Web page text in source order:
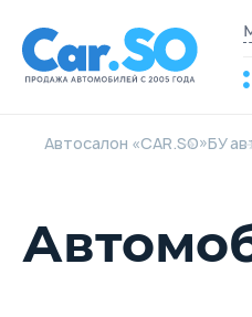
Автосалон «CAR.SO»БУ